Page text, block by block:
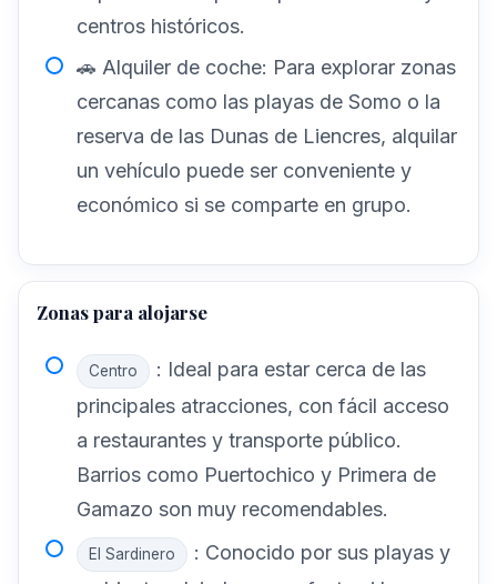
centros históricos.
🚗 Alquiler de coche: Para explorar zonas
cercanas como las playas de Somo o la
reserva de las Dunas de Liencres, alquilar
un vehículo puede ser conveniente y
económico si se comparte en grupo.
Zonas para alojarse
Centro
: Ideal para estar cerca de las
principales atracciones, con fácil acceso
a restaurantes y transporte público.
Barrios como Puertochico y Primera de
Gamazo son muy recomendables.
El Sardinero
: Conocido por sus playas y